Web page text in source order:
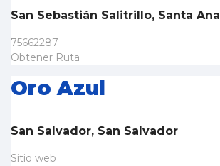
San Sebastián Salitrillo, Santa Ana
75662287
Obtener Ruta
Oro Azul
San Salvador, San Salvador
Sitio web